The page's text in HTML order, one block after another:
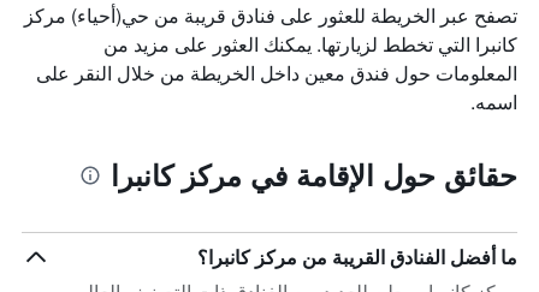
تصفح عبر الخريطة للعثور على فنادق قريبة من حي(أحياء) مركز
كانبرا التي تخطط لزيارتها. يمكنك العثور على مزيد من
المعلومات حول فندق معين داخل الخريطة من خلال النقر على
اسمه.
حقائق حول الإقامة في مركز كانبرا
ما أفضل الفنادق القريبة من مركز كانبرا؟